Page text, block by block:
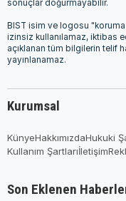
sonuçlar doğurmayabilir.
BIST isim ve logosu
izinsiz kullanılamaz, iktibas
açıklanan tüm bilgilerin telif
yayınlanamaz.
Kurumsal
KünyeHakkımızdaHukuki
Kullanım Şartlarıİletişim
Son Eklenen